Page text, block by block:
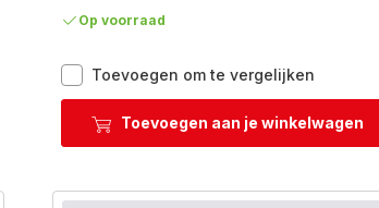
Toevoegen om te vergelijkenOptiGrill+
GC718D
Slimme
Toevoegen aan je winkelwagen
Op voorraad